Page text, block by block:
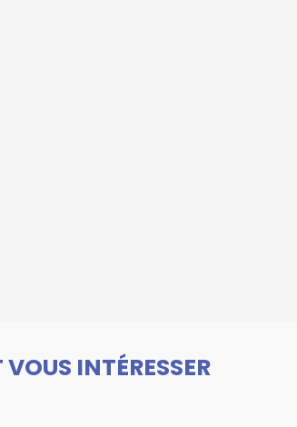
INTÉRESSER